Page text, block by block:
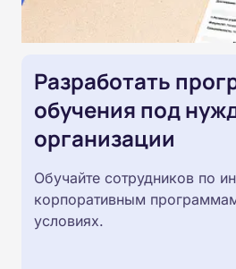
Разработать
обучения под
организации
Обучайте сотрудников по
корпоративным
условиях.